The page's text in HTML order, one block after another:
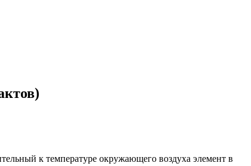
к температуре окружающего воздуха элемент в